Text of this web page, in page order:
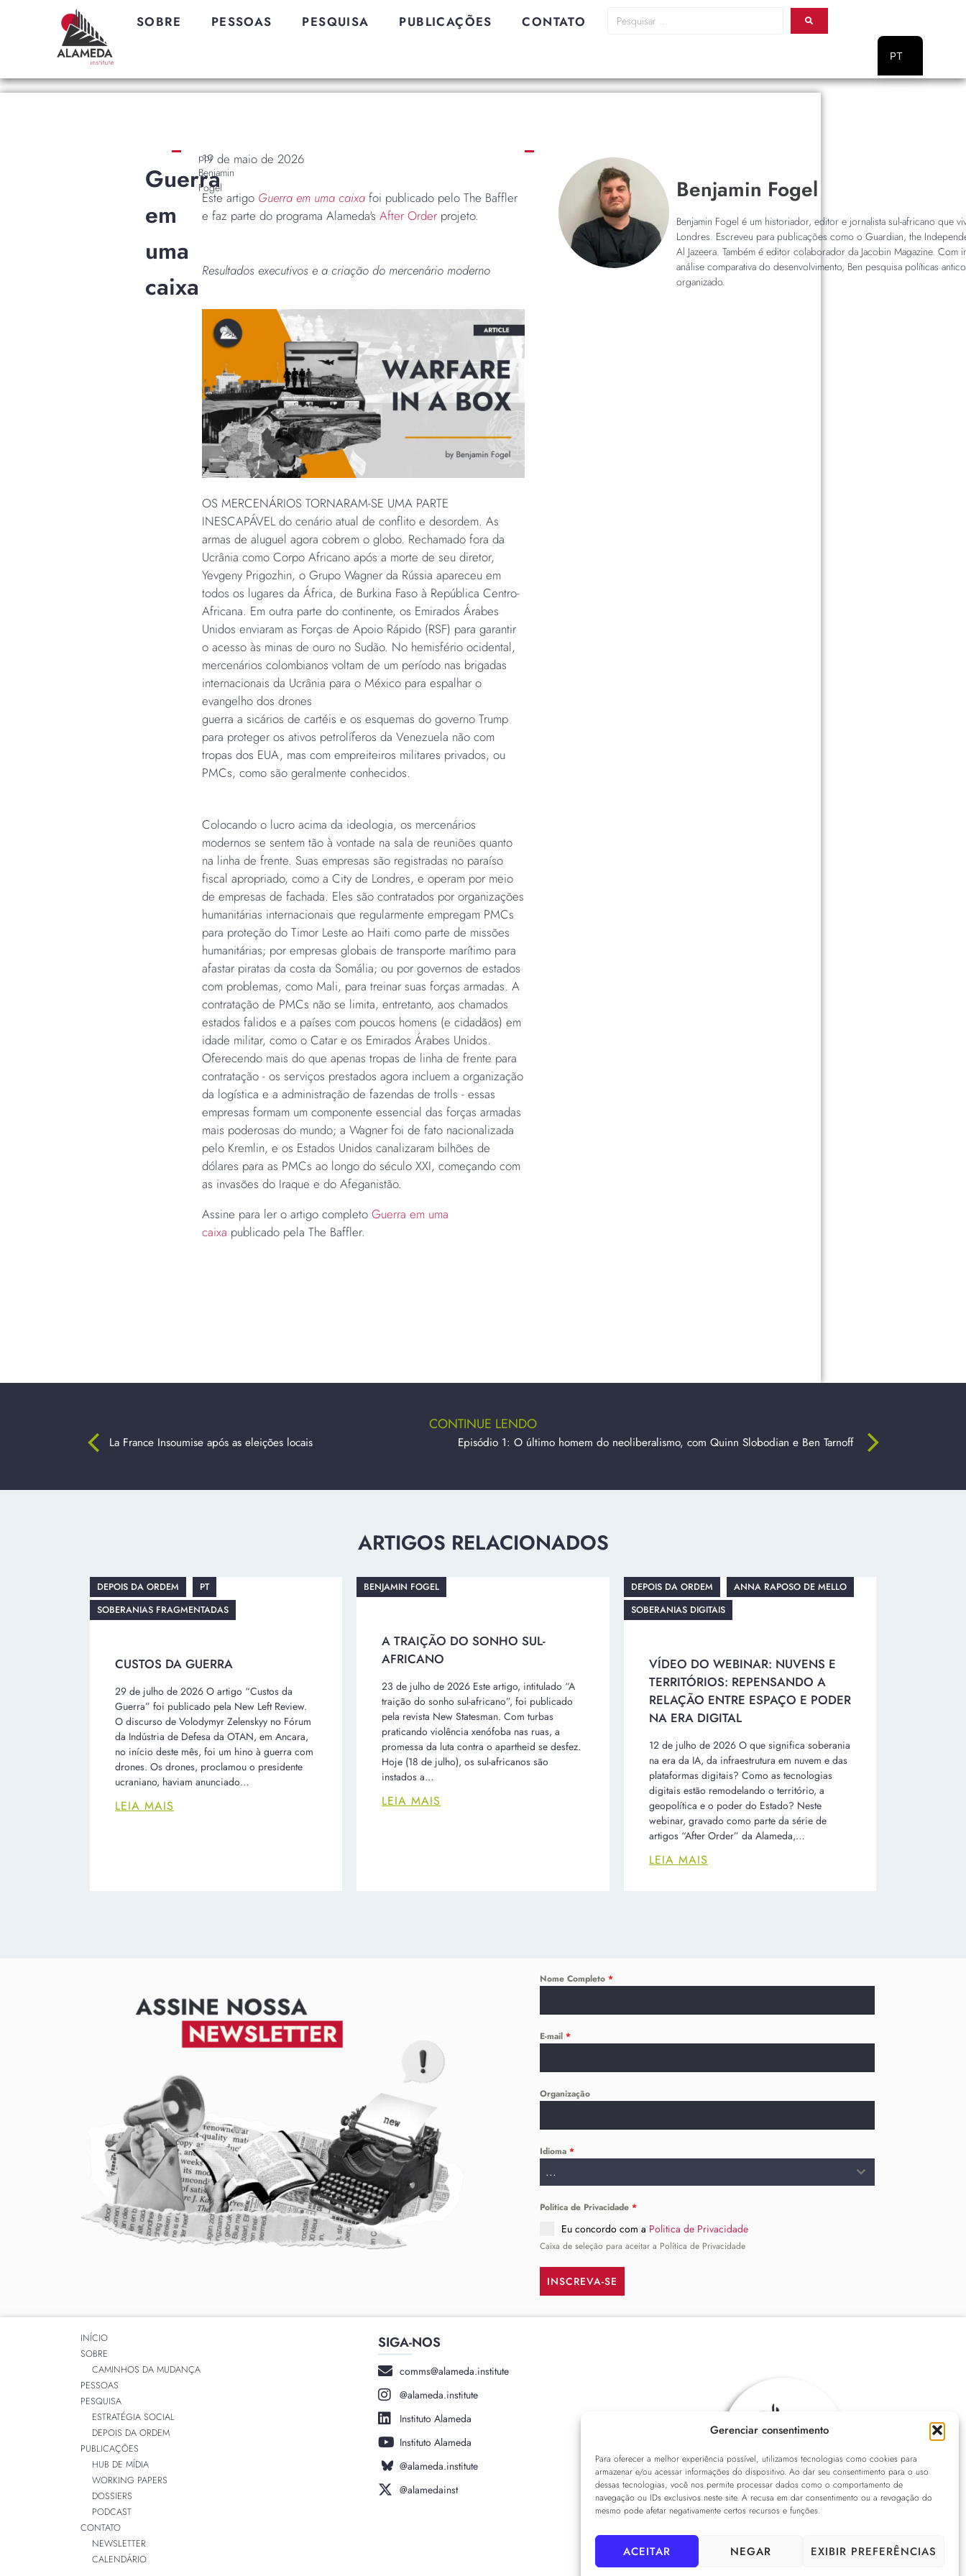
Gerenciar consentimento
Para oferecer a melhor experiência possível, utilizamos tecnologias como cookies para
armazenar e/ou acessar informações do dispositivo. Ao dar seu consentimento para o uso
dessas tecnologias, você nos permite processar dados como o comportamento de
navegação ou IDs exclusivos neste site. A recusa em dar consentimento ou a revogação do
mesmo pode afetar negativamente certos recursos e funções.
ACEITAR NEGAR EXIBIR PREFERÊNCIAS
SOBRE PESSOAS PESQUISA PUBLICAÇÕES CONTATO
Guerra
em
uma
caixa
por
Benjamin
Fogel
19 de maio de 2026
Este artigo Guerra em uma caixa foi publicado pelo The Baffler
e faz parte do programa Alameda'sAfter Order projeto.
Resultados executivos e a criação do mercenário moderno
OS MERCENÁRIOS TORNARAM-SE UMA PARTE
INESCAPÁVEL do cenário atual de conflito e desordem. As
armas de aluguel agora cobrem o globo. Rechamado fora da
Ucrânia como Corpo Africano após a morte de seu diretor,
Yevgeny Prigozhin, o Grupo Wagner da Rússia apareceu em
todos os lugares da África, de Burkina Faso à República Centro-
Africana. Em outra parte do continente, os Emirados Árabes
Unidos enviaram as Forças de Apoio Rápido (RSF) para garantir
o acesso às minas de ouro no Sudão. No hemisfério ocidental,
mercenários colombianos voltam de um período nas brigadas
internacionais da Ucrânia para o México para espalhar o
evangelho dos drones
guerra a sicários de cartéis e os esquemas do governo Trump
para proteger os ativos petrolíferos da Venezuela não com
tropas dos EUA, mas com empreiteiros militares privados, ou
PMCs, como são geralmente conhecidos.
Colocando o lucro acima da ideologia, os mercenários
modernos se sentem tão à vontade na sala de reuniões quanto
na linha de frente. Suas empresas são registradas no paraíso
fiscal apropriado, como a City de Londres, e operam por meio
de empresas de fachada. Eles são contratados por organizações
humanitárias internacionais que regularmente empregam PMCs
para proteção do Timor Leste ao Haiti como parte de missões
humanitárias; por empresas globais de transporte marítimo para
afastar piratas da costa da Somália; ou por governos de estados
com problemas, como Mali, para treinar suas forças armadas. A
contratação de PMCs não se limita, entretanto, aos chamados
estados falidos e a países com poucos homens (e cidadãos) em
idade militar, como o Catar e os Emirados Árabes Unidos.
Oferecendo mais do que apenas tropas de linha de frente para
contratação - os serviços prestados agora incluem a organização
da logística e a administração de fazendas de trolls - essas
empresas formam um componente essencial das forças armadas
mais poderosas do mundo; a Wagner foi de fato nacionalizada
pelo Kremlin, e os Estados Unidos canalizaram bilhões de
dólares para as PMCs ao longo do século XXI, começando com
as invasões do Iraque e do Afeganistão.
Assine para ler o artigo completoGuerra em uma
caixa publicado pela The Baffler.
Benjamin Fogel
Benjamin Fogel é um historiador, editor e jornalista sul-africano que
Londres. Escreveu para publicações como o Guardian, the
Al Jazeera. Também é editor colaborador da Jacobin Magazine. Com
análise comparativa do desenvolvimento, Ben pesquisa políticas
organizado.
CONTINUE LENDO
La France Insoumise após as eleições locais Episódio 1: O último homem do neoliberalismo, com Quinn Slobodian e Ben Tarnoff
ARTIGOS RELACIONADOS
DEPOIS DA ORDEM
PT
SOBERANIAS FRAGMENTADAS
CUSTOS DA GUERRA
29 de julho de 2026 O artigo “Custos da
Guerra” foi publicado pela New Left Review.
O discurso de Volodymyr Zelenskyy no Fórum
da Indústria de Defesa da OTAN, em Ancara,
no início deste mês, foi um hino à guerra com
drones. Os drones, proclamou o presidente
ucraniano, haviam anunciado…
LEIA MAIS
BENJAMIN FOGEL
A TRAIÇÃO DO SONHO SUL-
AFRICANO
23 de julho de 2026 Este artigo, intitulado “A
traição do sonho sul-africano”, foi publicado
pela revista New Statesman. Com turbas
praticando violência xenófoba nas ruas, a
promessa da luta contra o apartheid se desfez.
Hoje (18 de julho), os sul-africanos são
instados a…
LEIA MAIS
DEPOIS DA ORDEM
ANNA RAPOSO DE MELLO
SOBERANIAS DIGITAIS
VÍDEO DO WEBINAR: NUVENS E
TERRITÓRIOS: REPENSANDO A
RELAÇÃO ENTRE ESPAÇO E PODER
NA ERA DIGITAL
12 de julho de 2026 O que significa soberania
na era da IA, da infraestrutura em nuvem e das
plataformas digitais? Como as tecnologias
digitais estão remodelando o território, a
geopolítica e o poder do Estado? Neste
webinar, gravado como parte da série de
artigos “After Order” da Alameda,…
LEIA MAIS
Nome Completo*
E-mail*
Organização
Idioma*
...
Politica de Privacidade*
Eu concordo com a Politica de Privacidade
Caixa de seleção para aceitar a Política de Privacidade
INSCREVA-SE
SIGA-NOS
______
comms@alameda.institute
@alameda.institute
Instituto Alameda
Instituto Alameda
@alameda.institute
@alamedainst
INÍCIO
SOBRE
CAMINHOS DA MUDANÇA
PESSOAS
PESQUISA
ESTRATÉGIA SOCIAL
DEPOIS DA ORDEM
PUBLICAÇÕES
HUB DE MÍDIA
WORKING PAPERS
DOSSIERS
PODCAST
CONTATO
NEWSLETTER
CALENDÁRIO
PT
EN